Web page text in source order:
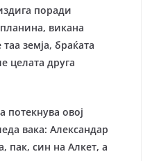
поради
викана
земја, браќата
целата друга
овој
вака: Александар
пак, син на Алкет, а